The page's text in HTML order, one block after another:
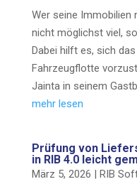
Wer sei­ne Immo­bi­li­en
nicht mög­lichst viel,
Dabei hilft es, sich
Fahr­zeug­flot­te
Jain­ta in sei­nem
mehr lesen
Prü­fung von
in RIB 4.0 leicht
März 5, 2026 | RIB